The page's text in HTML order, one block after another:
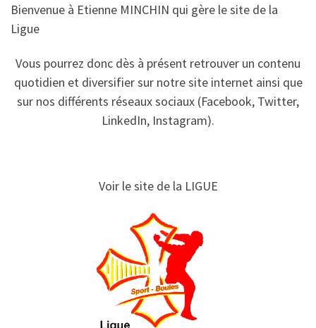
Bienvenue à Etienne MINCHIN qui gère le site de la
Ligue
Vous pourrez donc dès à présent retrouver un contenu
quotidien et diversifier sur notre site internet ainsi que
sur nos différents réseaux sociaux (Facebook, Twitter,
LinkedIn, Instagram).
Voir le site de la LIGUE